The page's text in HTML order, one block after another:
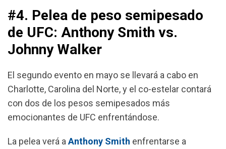
#4. Pelea de peso semipesado
de UFC: Anthony Smith vs.
Johnny Walker
El segundo evento en mayo se llevará a cabo en
Charlotte, Carolina del Norte, y el co-estelar contará
con dos de los pesos semipesados ​​más
emocionantes de UFC enfrentándose.
La pelea verá a Anthony Smith enfrentarse a